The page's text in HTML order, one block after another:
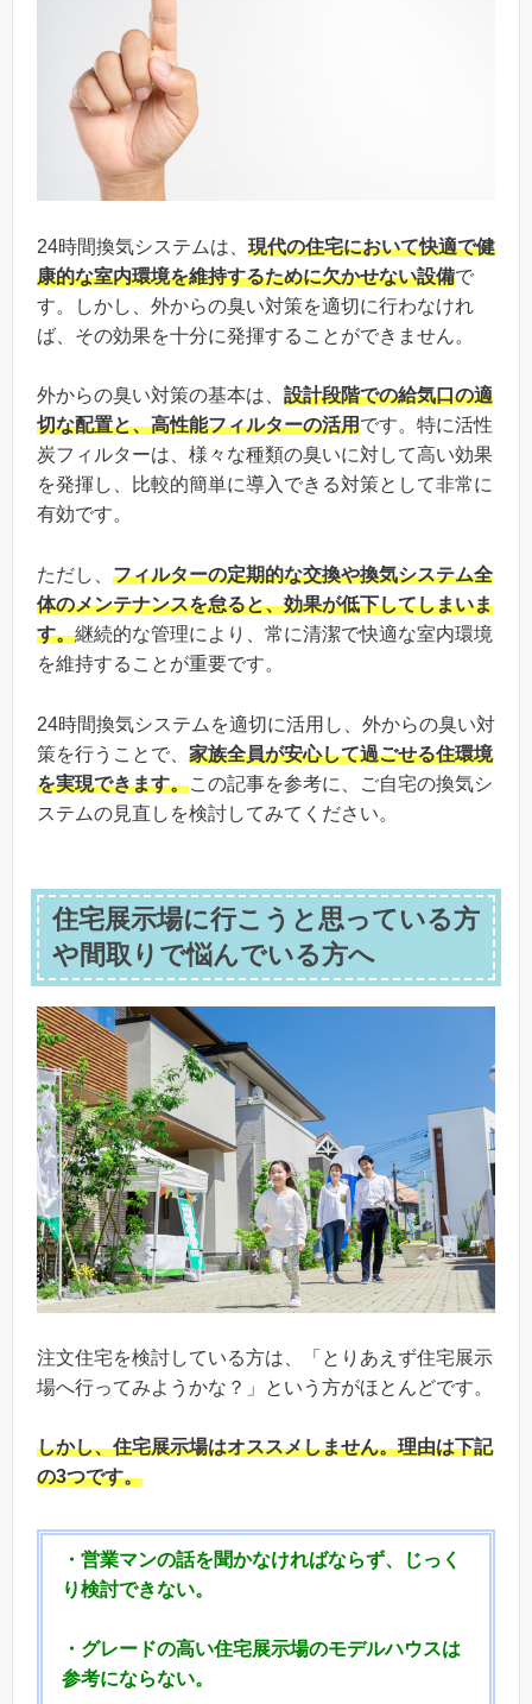
24時間換気システムは、 現代の住宅において快適で健
康的な室内環境を維持するために欠かせない設備で
す。しかし、外からの臭い対策を適切に行わなけれ
ば、その効果を十分に発揮することができません。
外からの臭い対策の基本は、 設計段階での給気口の適
切な配置と、高性能フィルターの活用です。特に活性
炭フィルターは、様々な種類の臭いに対して高い効果
を発揮し、比較的簡単に導入できる対策として非常に
有効です。
ただし、 フィルターの定期的な交換や換気システム全
体のメンテナンスを怠ると、効果が低下してしまいま
す。継続的な管理により、常に清潔で快適な室内環境
を維持することが重要です。
24時間換気システムを適切に活用し、外からの臭い対
策を行うことで、 家族全員が安心して過ごせる住環境
を実現できます。この記事を参考に、ご自宅の換気シ
ステムの見直しを検討してみてください。
住宅展示場に行こうと思っている方
や間取りで悩んでいる方へ
注文住宅を検討している方は、「とりあえず住宅展示
場へ行ってみようかな？」という方がほとんどです。
しかし、住宅展示場はオススメしません。理由は下記
の3つです。
・営業マンの話を聞かなければならず、じっく
り検討できない。
・グレードの高い住宅展示場のモデルハウスは
参考にならない。